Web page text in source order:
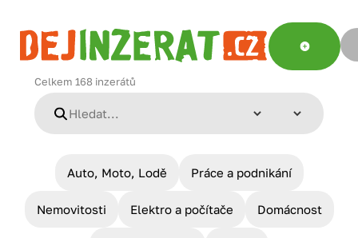
Celkem 168 inzerátů
Auto, Moto, Lodě Práce a podnikání
Nemovitosti Elektro a počítače Domácnost